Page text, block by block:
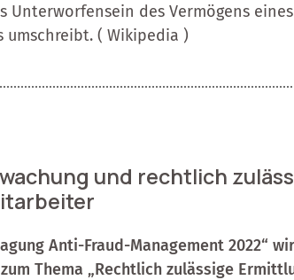
Unterworfensein des Vermögens eines
umschreibt. ( Wikipedia )
und rechtlich
Anti-Fraud-Management 2022“
Thema „Rechtlich zulässige